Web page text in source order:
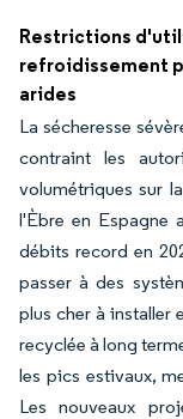
Restrictions
refroidissement
arides
La sécheresse
contraint les
volumétriques sur
l'Èbre en Espagne
débits record en
passer à des
plus cher à installer
recyclée à long
les pics estivaux,
Les nouveaux